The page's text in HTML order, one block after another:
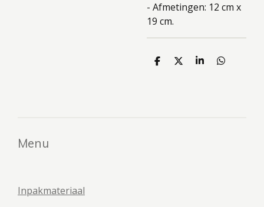
- Afmetingen: 12 cm x
19 cm.
D
D
S
D
Menu
Inpakmateriaal